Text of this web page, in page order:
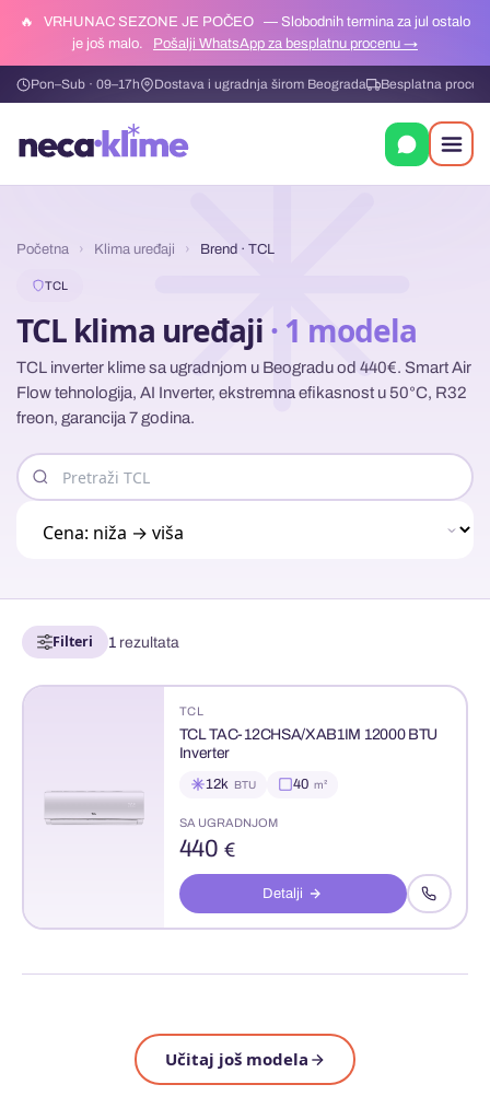
🔥 VRHUNAC SEZONE JE POČEO
— Slobodnih termina za jul ostalo
je još malo.
Pošalji WhatsApp za besplatnu procenu →
Pon–Sub · 09–17h Dostava i ugradnja širom Beograda Besplatna
Početna › Klima uređaji › Brend · TCL
TCL
TCL klima uređaji · 1 modela
TCL inverter klime sa ugradnjom u Beogradu od 440€. Smart Air
Flow tehnologija, AI Inverter, ekstremna efikasnost u 50°C, R32
freon, garancija 7 godina.
Filteri 1 rezultata
TCL
TCL TAC-12CHSA/XAB1IM 12000 BTU
Inverter
12k BTU 40 m²
SA UGRADNJOM
440 €
Detalji
Učitaj još modela